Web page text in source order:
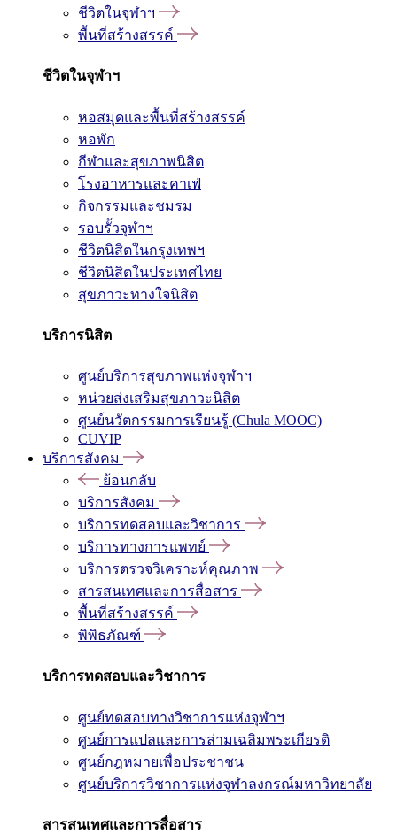
ชีวิตในจุฬาฯ
พื้นที่สร้างสรรค์
ชีวิตในจุฬาฯ
หอสมุดและพื้นที่สร้างสรรค์
หอพัก
กีฬาและสุขภาพนิสิต
โรงอาหารและคาเฟ่
กิจกรรมและชมรม
รอบรั้วจุฬาฯ
ชีวิตนิสิตในกรุงเทพฯ
ชีวิตนิสิตในประเทศไทย
สุขภาวะทางใจนิสิต
บริการนิสิต
ศูนย์บริการสุขภาพแห่งจุฬาฯ
หน่วยส่งเสริมสุขภาวะนิสิต
ศูนย์นวัตกรรมการเรียนรู้ (Chula MOOC)
CUVIP
บริการสังคม
ย้อนกลับ
บริการสังคม
บริการทดสอบและวิชาการ
บริการทางการแพทย์
บริการตรวจวิเคราะห์คุณภาพ
สารสนเทศและการสื่อสาร
พื้นที่สร้างสรรค์
พิพิธภัณฑ์
บริการทดสอบและวิชาการ
ศูนย์ทดสอบทางวิชาการแห่งจุฬาฯ
ศูนย์การแปลและการล่ามเฉลิมพระเกียรติ
ศูนย์กฎหมายเพื่อประชาชน
ศูนย์บริการวิชาการแห่งจุฬาลงกรณ์มหาวิทยาลัย
สารสนเทศและการสื่อสาร